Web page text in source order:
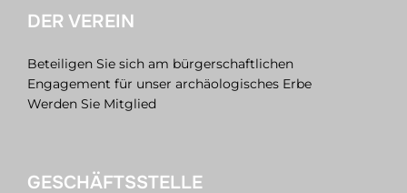
DER VEREIN
Beteiligen Sie sich am bürgerschaftlichen
Engagement für unser archäologisches Erbe
Werden Sie Mitglied
GESCHÄFTSSTELLE